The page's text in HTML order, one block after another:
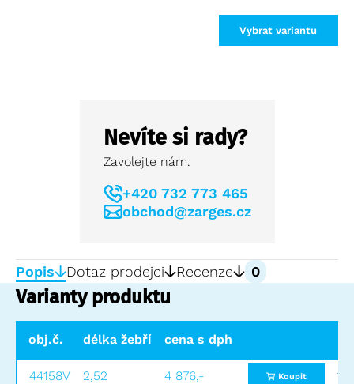
Vybrat variantu
Nevíte si rady?
Zavolejte nám.
+420 732 773 465
obchod@zarges.cz
Popis Dotaz prodejci Recenze 0
Varianty produktu
obj.č. délka žebříku (m) pracovní výška (m)
cena s dph
44158V 2,52 4 876,- Koupit